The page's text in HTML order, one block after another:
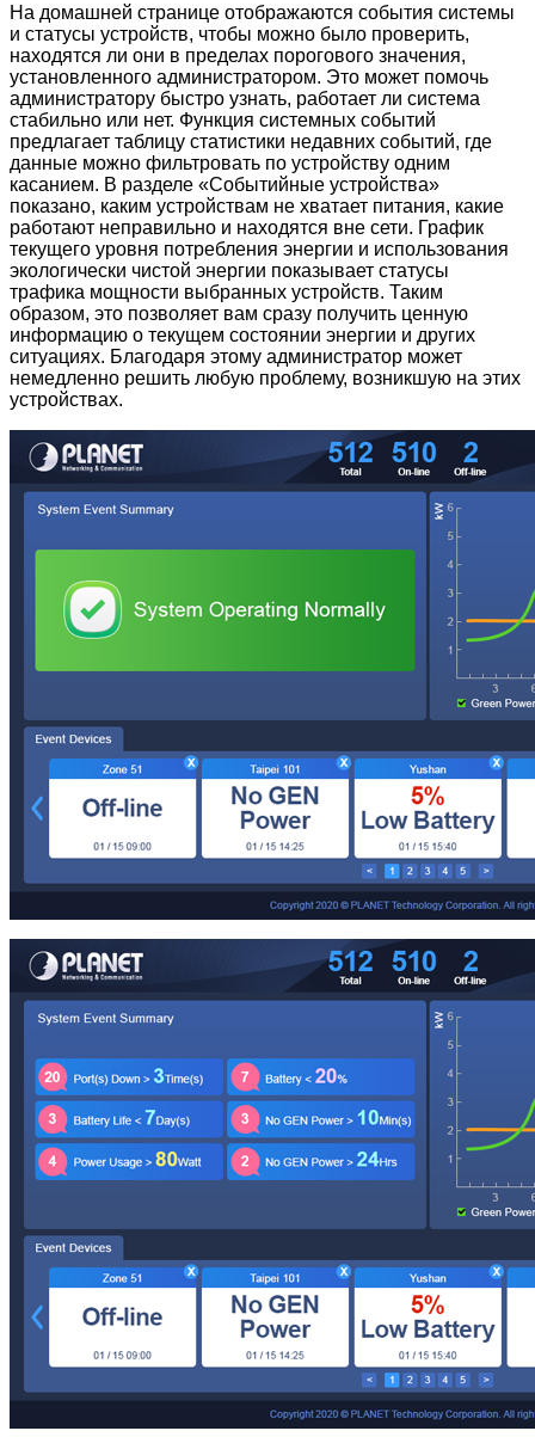
На домашней странице отображаются события системы
и статусы устройств, чтобы можно было проверить,
находятся ли они в пределах порогового значения,
установленного администратором. Это может помочь
администратору быстро узнать, работает ли система
стабильно или нет. Функция системных событий
предлагает таблицу статистики недавних событий, где
данные можно фильтровать по устройству одним
касанием. В разделе «Событийные устройства»
показано, каким устройствам не хватает питания, какие
работают неправильно и находятся вне сети. График
текущего уровня потребления энергии и использования
экологически чистой энергии показывает статусы
трафика мощности выбранных устройств. Таким
образом, это позволяет вам сразу получить ценную
информацию о текущем состоянии энергии и других
ситуациях. Благодаря этому администратор может
немедленно решить любую проблему, возникшую на этих
устройствах.